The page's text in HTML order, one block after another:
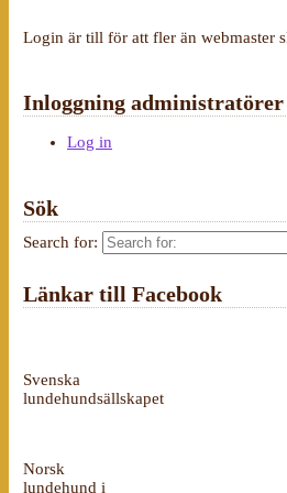
Login är till för att fler än webmaster
Inloggning administratörer
Log in
Sök
Search for:
Länkar till Facebook
Svenska
lundehundsällskapet
Norsk
lundehund i